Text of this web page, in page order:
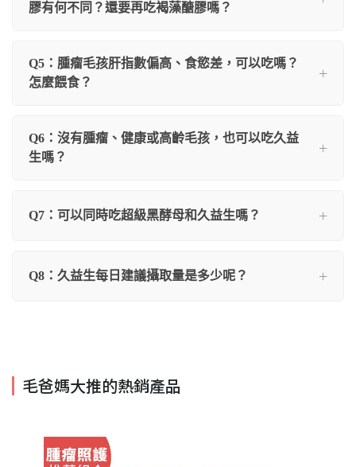
膠有何不同？還要再吃褐藻醣膠嗎？
Q5：腫瘤毛孩肝指數偏高、食慾差，可以吃嗎？
怎麼餵食？
Q6：沒有腫瘤、健康或高齡毛孩，也可以吃久益
生嗎？
Q7：可以同時吃超級黑酵母和久益生嗎？
Q8：久益生每日建議攝取量是多少呢？
毛爸媽大推的熱銷產品